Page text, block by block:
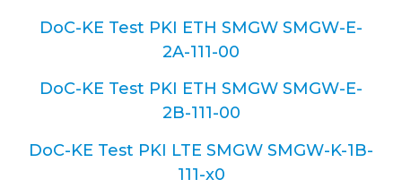
DoC-KE Test PKI ETH SMGW SMGW-E-
2A-111-00
DoC-KE Test PKI ETH SMGW SMGW-E-
2B-111-00
DoC-KE Test PKI LTE SMGW SMGW-K-1B-
111-x0